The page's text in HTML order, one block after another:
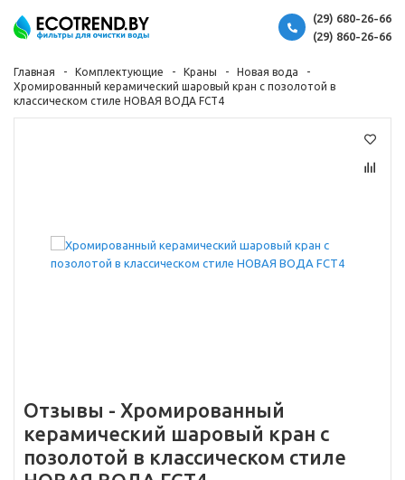
(29) 680-26-66
(29) 860-26-66
Главная Комплектующие Краны
Новая вода
Хромированный керамический шаровый кран c позолотой в
классическом стиле НОВАЯ ВОДА FCT4
Отзывы - Хромированный
керамический шаровый кран c
позолотой в классическом стиле